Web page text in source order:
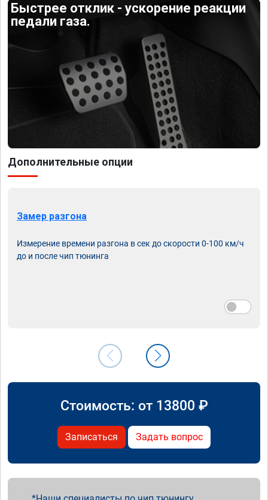
Быстрее отклик - ускорение реакции
педали газа.
Дополнительные опции
Замер разгона
Измерение времени разгона в сек до скорости 0-100 км/ч
до и после чип тюнинга
Стоимость: от 13800 ₽
Записаться Задать вопрос